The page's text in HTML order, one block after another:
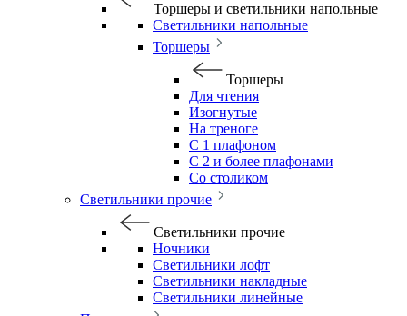
Торшеры и светильники напольные
Светильники напольные
Торшеры
Торшеры
Для чтения
Изогнутые
На треноге
С 1 плафоном
С 2 и более плафонами
Со столиком
Светильники прочие
Светильники прочие
Ночники
Светильники лофт
Светильники накладные
Светильники линейные